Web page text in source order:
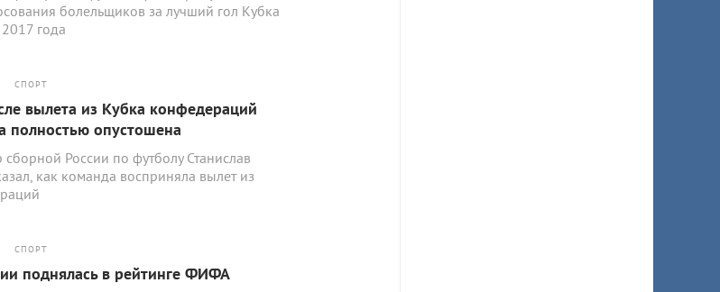
болельщиков за лучший гол Кубка
года
СПОРТ
вылета из Кубка конфедераций
полностью опустошена
сборной России по футболу Станислав
как команда восприняла вылет из
СПОРТ
поднялась в рейтинге ФИФА